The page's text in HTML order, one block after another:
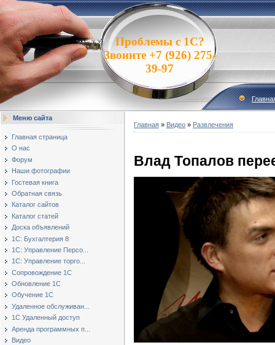
Проблемы с 1С?
Звоните +7 (926) 275-
39-97
Меню сайта
Главная страница
О нас
Форум
Наши фотографии
Гостевая книга
Обратная связь
Каталог сайтов
Каталог статей
Доска объявлений
1С: Бухгалтерия 8
1С: Управление Персо...
1С: Управление торго...
Сопровождение 1С
Обновление 1С
Обучение 1С
Удаленное обслуживан...
1С Удаленный доступ
Аренда программных п...
Видео
Главная » Видео » Развлечения
Влад Топалов